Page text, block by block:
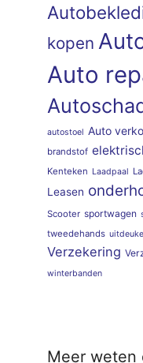
kopen
Auto
autostoel Auto
brandstof
Kenteken Laadpaal
Leasen
Scooter sportwagen
tweedehands
Verzekering
winterbanden
Meer weten